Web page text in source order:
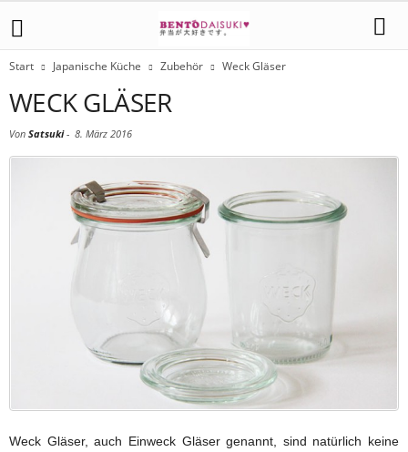
Start Japanische Küche Zubehör Weck Gläser
WECK GLÄSER
Von Satsuki- 8. März 2016
Weck Gläser, auch Einweck Gläser genannt, sind natürlich keine